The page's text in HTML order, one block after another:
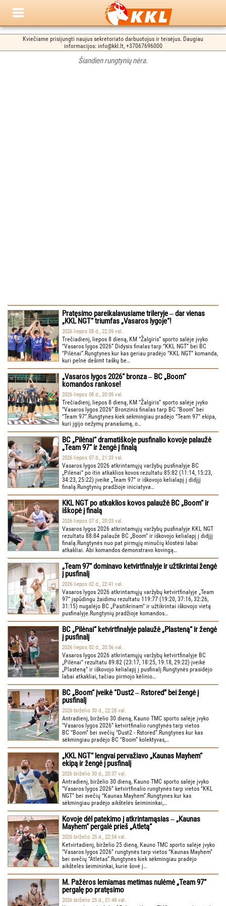
Kviečiame prisijungti naujus sekretoriato darbuotojus ir teisėjus. Daugiau
informacijos: info@kkl.lt, +37067696000
Šiandien rungtynių nėra.
Pratęsimo pareikalavusiame trileryje ‒ dar vienas
„KKL NGT“ triumfas „Vasaros lygoje“!
2026 liepos 08 d., 22:09 val.
Trečiadienį, liepos 8 dieną, KM “Žalgiris” sporto salėje įvyko
“Vasaros lygos 2026” Didysis finalas tarp “KKL NGT” bei BC
“Pilėnai”.Rungtynes kur kas geriau pradėjo “KKL NGT” komanda,
kuri pelnė dešimt taškų be…
„Vasaros lygos 2026“ bronza ‒ BC „Boom“
komandos rankose!
2026 liepos 08 d., 20:09 val.
Trečiadienį, liepos 8 dieną, KM “Žalgiris” sporto salėje įvyko
“Vasaros lygos 2026” Bronzinis finalas tarp BC “Boom” bei
“Team 97”.Rungtynes kiek sėkmingiau pradėjo “Team 97” ekipa,
kuri įgijo nežymų pranašumą, o…
BC „Pilėnai“ dramatiškoje pusfinalio kovoje palaužė
„Team 97“ ir žengė į finalą
2026 liepos 07 d., 21:33 val.
Vasaros lygos 2026 atkrintamųjų varžybų pusfinalyje BC
„Pilėnai“ po itin atkaklios kovos rezultatu 85:82 (11:14, 15:23,
34:23, 25:22) įveikė „Team 97“ ir iškovojo kelialapį į didįjį
finalą.Rungtynių pradžioje iniciatyva…
KKL NGT po atkaklios kovos palaužė BC „Boom“ ir
iškopė į finalą
2026 liepos 07 d., 20:03 val.
Vasaros lygos 2026 atkrintamųjų varžybų pusfinalyje KKL NGT
rezultatu 88:84 palaužė BC „Boom“ ir iškovojo kelialapį į didįjį
finalą.Rungtynės nuo pat pirmųjų minučių klostėsi labai
atkakliai. Abi komandos demonstravo kovingą…
„Team 97“ dominavo ketvirtfinalyje ir užtikrintai žengė
į pusfinalį
2026 liepos 02 d., 22:41 val.
Vasaros lygos 2026 atkrintamųjų varžybų ketvirtfinalyje „Team
97“ įspūdingu žaidimu rezultatu 119:77 (19:20, 37:16, 32:26,
31:15) nugalėjo BC „Pasitikrinam“ ir užtikrintai iškovojo vietą
pusfinalyje.Rungtynių pradžioje komandos…
BC „Pilėnai“ ketvirtfinalyje palaužė „Plasteną“ ir žengė
į pusfinalį
2026 liepos 02 d., 20:56 val.
Vasaros lygos 2026 atkrintamųjų varžybų ketvirtfinalyje BC
„Pilėnai“ rezultatu 89:82 (23:17, 18:25, 19:18, 29:22) įveikė
„Plasteną“ ir iškovojo kelialapį į pusfinalį.Rungtynės prasidėjo
labai atkakliai, tačiau pirmojo kėlinio…
BC „Boom“ įveikė “Dust2 ‒ Rstored” bei žengė į
pusfinalį
2026 birželio 30 d., 22:28 val.
Antradienį, birželio 30 dieną, Kauno TMC sporto salėje įvyko
“Vasaros lygos 2026” ketvirtfinalio rungtynės tarp vietos
BC “Boom” bei svečių “Dust2 - Rstored”.Rungtynes kur kas
sėkmingiau pradėjo BC “Boom” kolektyvas,…
„KKL NGT“ lengvai pervažiavo „Kaunas Mayhem“
ekipą ir žengė į pusfinalį
2026 birželio 30 d., 20:37 val.
Antradienį, birželio 30 dieną, Kauno TMC sporto salėje įvyko
“Vasaros lygos 2026” ketvirtfinalio rungtynės tarp vietos “KKL
NGT” bei svečių “Kaunas Mayhem”.Rungtynes kur kas
sėkmingiau pradėjo aikštelės šeimininkai,…
Kovoje dėl patekimo į atkrintamąsias ‒ „Kaunas
Mayhem“ pergalė prieš „Atletą“
2026 birželio 25 d., 22:54 val.
Ketvirtadienį, birželio 25 dieną, Kauno TMC sporto salėje įvyko
“Vasaros lygos 2026” rungtynės tarp vietos “Kaunas Mayhem”
bei svečių “Atletas”.Rungtynes kiek sėkmingiau pradėjo
aikštelės šeimininkai, kurie šovė į…
M. Pažėros lemiamas metimas nulėmė „Team 97“
pergalę po pratęsimo
2026 birželio 25 d., 21:48 val.